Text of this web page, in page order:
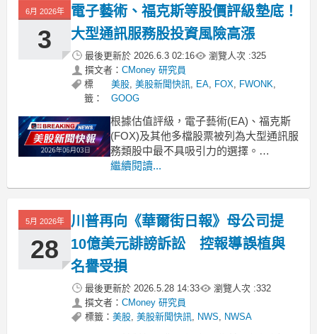
6月 2026年
3
電子藝術、福克斯等股價評級墊底！
大型通訊服務股投資風險高漲
最後更新於 2026.6.3 02:16 瀏覽人次 :325
撰文者： CMoney 研究員
標
籤：
美股, 美股新聞快訊, EA, FOX, FWONK,
GOOG
根據估值評級，電子藝術(EA)、福克斯
(FOX)及其他多檔股票被列為大型通訊服
務類股中最不具吸引力的選擇。
.badgeprice-container {
gap: 1rem !important;
繼續閱讀...
5月 2026年
28
川普再向《華爾街日報》母公司提
10億美元誹謗訴訟 控報導誤植與
名譽受損
最後更新於 2026.5.28 14:33 瀏覽人次 :332
撰文者： CMoney 研究員
標籤： 美股, 美股新聞快訊, NWS, NWSA